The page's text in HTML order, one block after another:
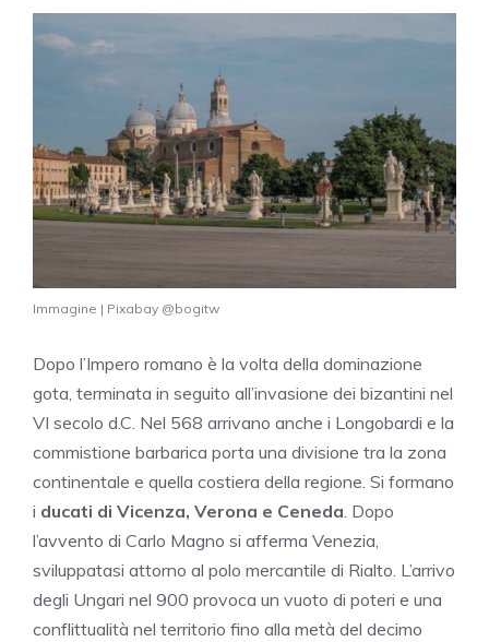
Immagine | Pixabay @bogitw
Dopo l’Impero romano è la volta della dominazione
gota, terminata in seguito all’invasione dei bizantini nel
VI secolo d.C. Nel 568 arrivano anche i Longobardi e la
commistione barbarica porta una divisione tra la zona
continentale e quella costiera della regione. Si formano
i ducati di Vicenza, Verona e Ceneda. Dopo
l’avvento di Carlo Magno si afferma Venezia,
sviluppatasi attorno al polo mercantile di Rialto. L’arrivo
degli Ungari nel 900 provoca un vuoto di poteri e una
conflittualità nel territorio fino alla metà del decimo